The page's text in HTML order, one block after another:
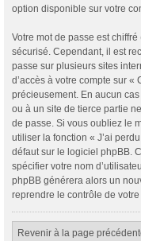
option disponible sur votre
Votre mot de passe est
sécurisé. Cependant, il est
passe sur plusieurs sites
d’accès à votre compte sur
précieusement. En aucun
ou à un site de tierce partie
de passe. Si vous oubliez le
utiliser la fonction « J’ai
défaut sur le logiciel phpBB.
spécifier votre nom
phpBB générera alors un
reprendre le contrôle de
Revenir à la page